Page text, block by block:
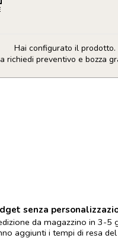
Hai configurato il prodotto.
richiedi preventivo e bozza
senza
da magazzino in 3-5
aggiunti i tempi di resa